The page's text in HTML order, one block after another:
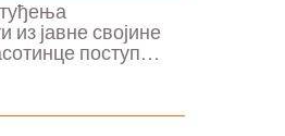
из јавне својине
поступ...